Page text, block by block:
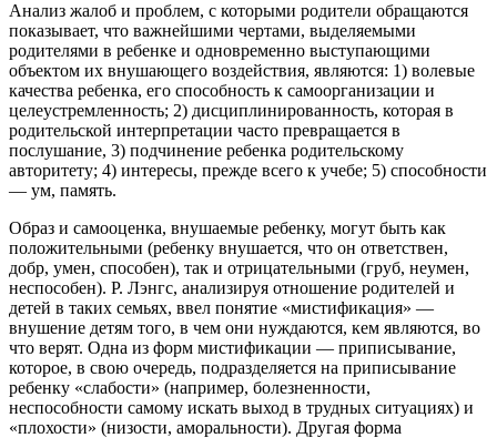
Анализ жалоб и проблем, с которыми родители обращаются
показывает, что важнейшими чертами, выделяемыми
родителями в ребенке и одновременно выступающими
объектом их внушающего воздействия, являются: 1) волевые
качества ребенка, его способность к самоорганизации и
целеустремленность; 2) дисциплинированность, которая в
родительской интерпретации часто превращается в
послушание, 3) подчинение ребенка родительскому
авторитету; 4) интересы, прежде всего к учебе; 5) способности
— ум, память.
Образ и самооценка, внушаемые ребенку, могут быть как
положительными (ребенку внушается, что он ответствен,
добр, умен, способен), так и отрицательными (груб, неумен,
неспособен). Р. Лэнгс, анализируя отношение родителей и
детей в таких семьях, ввел понятие «мистификация» —
внушение детям того, в чем они нуждаются, кем являются, во
что верят. Одна из форм мистификации — приписывание,
которое, в свою очередь, подразделяется на приписывание
ребенку «слабости» (например, болезненности,
неспособности самому искать выход в трудных ситуациях) и
«плохости» (низости, аморальности). Другая форма